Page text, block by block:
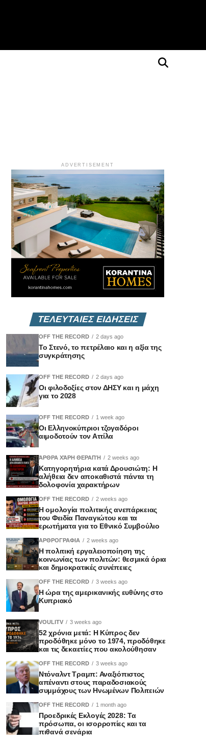
ADVERTISEMENT
ΤΕΛΕΥΤΑΙΕΣ ΕΙΔΗΣΕΙΣ
OFF THE RECORD 2 days ago
Το Στενό, το πετρέλαιο και η αξία της
συγκράτησης
OFF THE RECORD 2 days ago
Οι φιλοδοξίες στον ΔΗΣΥ και η μάχη
για το 2028
OFF THE RECORD 1 week ago
Οι Ελληνοκύπριοι τζογαδόροι
αιμοδοτούν τον Αττίλα
ΆΡΘΡΑ ΧΆΡΗ ΘΕΡΑΠΉ 2 weeks ago
Κατηγορητήρια κατά Δρουσιώτη: Η
αλήθεια δεν αποκαθιστά πάντα τη
δολοφονία χαρακτήρων
OFF THE RECORD 2 weeks ago
Η ομολογία πολιτικής ανεπάρκειας
του Φειδία Παναγιώτου και τα
ερωτήματα για το Εθνικό Συμβούλιο
ΑΡΘΡΟΓΡΑΦΙΑ 2 weeks ago
Η πολιτική εργαλειοποίηση της
κοινωνίας των πολιτών: θεσμικά όρια
και δημοκρατικές συνέπειες
OFF THE RECORD 3 weeks ago
Η ώρα της αμερικανικής ευθύνης στο
Κυπριακό
VOULITV 3 weeks ago
52 χρόνια μετά: Η Κύπρος δεν
προδόθηκε μόνο το 1974, προδόθηκε
και τις δεκαετίες που ακολούθησαν
OFF THE RECORD 3 weeks ago
Ντόναλντ Τραμπ: Αναξιόπιστος
απέναντι στους παραδοσιακούς
συμμάχους των Ηνωμένων Πολιτειών
OFF THE RECORD 1 month ago
Προεδρικές Εκλογές 2028: Τα
πρόσωπα, οι ισορροπίες και τα
πιθανά σενάρια